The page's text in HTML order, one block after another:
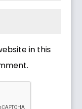
in this